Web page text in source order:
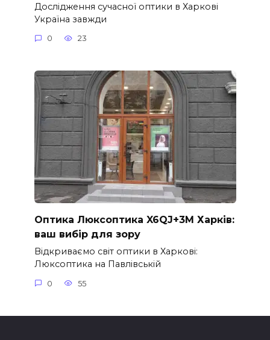
Дослідження сучасної оптики в Харкові
Україна завжди
0 23
Оптика Люксоптика X6QJ+3M Харків:
ваш вибір для зору
Відкриваємо світ оптики в Харкові:
Люксоптика на Павлівській
0 55